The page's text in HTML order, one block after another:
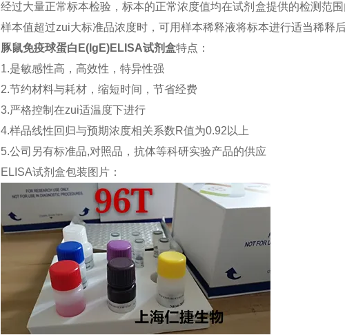
经过大量正常标本检验，标本的正常浓度值均在试剂盒提供的检测范
样本值超过zui大标准品浓度时，可用样本稀释液将标本进行适当稀释后
豚鼠免疫球蛋白E(IgE)ELISA试剂盒特点：
1.是敏感性高，高效性，特异性强
2.节约材料与耗材，缩短时间，节省经费
3.严格控制在zui适温度下进行
4.样品线性回归与预期浓度相关系数R值为0.92以上
5.公司另有标准品,对照品，抗体等科研实验产品的供应
ELISA试剂盒包装图片：